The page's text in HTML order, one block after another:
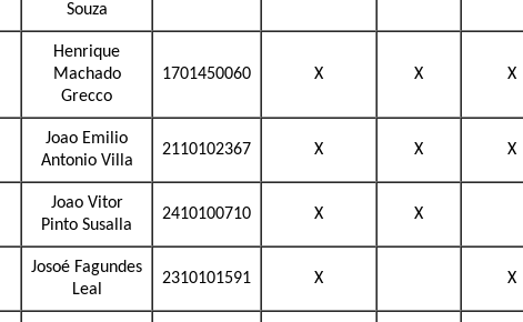
Souza
Henrique
Machado
Grecco
1701450060 X X X
Joao Emilio
Antonio Villa
2110102367 X X X
Joao Vitor
Pinto Susalla
2410100710 X X
Josoé Fagundes
Leal
2310101591 X X